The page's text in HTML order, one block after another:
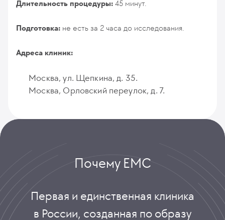
Длительность процедуры: 45 минут.
Подготовка: не есть за 2 часа до исследования.
Адреса клиник:
Москва, ул. Щепкина, д. 35.
Москва, Орловский переулок, д. 7.
Почему ЕМС
Первая и единственная клиника
в России, созданная по образу